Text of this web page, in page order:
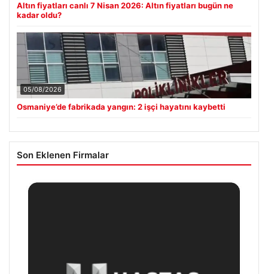
Altın fiyatları canlı 7 Nisan 2026: Altın fiyatları bugün ne
kadar oldu?
05/08/2026
Osmaniye’de fabrikada yangın: 2 işçi hayatını kaybetti
Son Eklenen Firmalar